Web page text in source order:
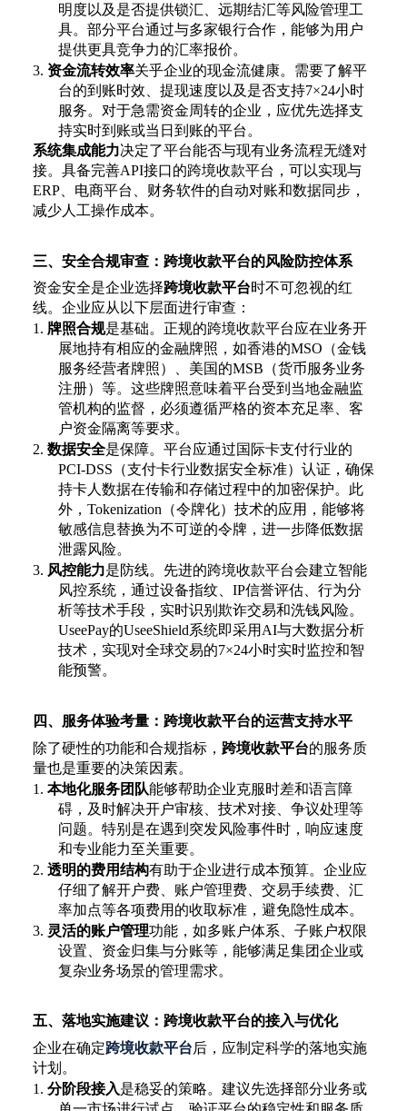
明度以及是否提供锁汇、远期结汇等风险管理工
具。部分平台通过与多家银行合作，能够为用户
提供更具竞争力的汇率报价。
3. 资金流转效率关乎企业的现金流健康。需要了解平
台的到账时效、提现速度以及是否支持7×24小时
服务。对于急需资金周转的企业，应优先选择支
持实时到账或当日到账的平台。
系统集成能力决定了平台能否与现有业务流程无缝对
接。具备完善API接口的跨境收款平台，可以实现与
ERP、电商平台、财务软件的自动对账和数据同步，
减少人工操作成本。
三、安全合规审查：跨境收款平台的风险防控体系
资金安全是企业选择跨境收款平台时不可忽视的红
线。企业应从以下层面进行审查：
1. 牌照合规是基础。正规的跨境收款平台应在业务开
展地持有相应的金融牌照，如香港的MSO（金钱
服务经营者牌照）、美国的MSB（货币服务业务
注册）等。这些牌照意味着平台受到当地金融监
管机构的监督，必须遵循严格的资本充足率、客
户资金隔离等要求。
2. 数据安全是保障。平台应通过国际卡支付行业的
PCI-DSS（支付卡行业数据安全标准）认证，确保
持卡人数据在传输和存储过程中的加密保护。此
外，Tokenization（令牌化）技术的应用，能够将
敏感信息替换为不可逆的令牌，进一步降低数据
泄露风险。
3. 风控能力是防线。先进的跨境收款平台会建立智能
风控系统，通过设备指纹、IP信誉评估、行为分
析等技术手段，实时识别欺诈交易和洗钱风险。
UseePay的UseeShield系统即采用AI与大数据分析
技术，实现对全球交易的7×24小时实时监控和智
能预警。
四、服务体验考量：跨境收款平台的运营支持水平
除了硬性的功能和合规指标， 跨境收款平台的服务质
量也是重要的决策因素。
1. 本地化服务团队能够帮助企业克服时差和语言障
碍，及时解决开户审核、技术对接、争议处理等
问题。特别是在遇到突发风险事件时，响应速度
和专业能力至关重要。
2. 透明的费用结构有助于企业进行成本预算。企业应
仔细了解开户费、账户管理费、交易手续费、汇
率加点等各项费用的收取标准，避免隐性成本。
3. 灵活的账户管理功能，如多账户体系、子账户权限
设置、资金归集与分账等，能够满足集团企业或
复杂业务场景的管理需求。
五、落地实施建议：跨境收款平台的接入与优化
企业在确定跨境收款平台后，应制定科学的落地实施
计划。
1. 分阶段接入是稳妥的策略。建议先选择部分业务或